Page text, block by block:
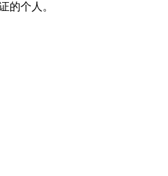
的个人。